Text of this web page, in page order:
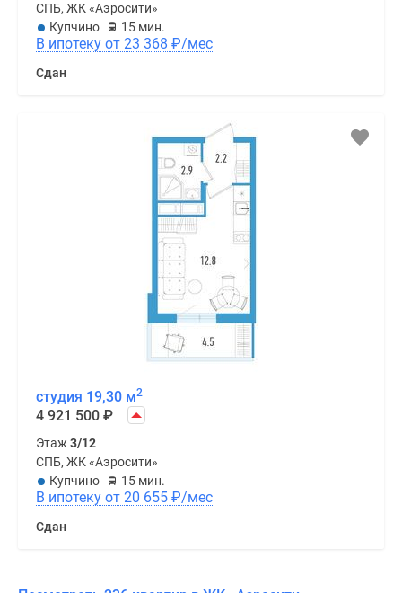
СПБ, ЖК «Аэросити»
Купчино
15 мин.
В ипотеку от 23 368 ₽/мес
Сдан
студия 19,30 м2
4 921 500 ₽
Этаж3/12
СПБ, ЖК «Аэросити»
Купчино
15 мин.
В ипотеку от 20 655 ₽/мес
Сдан